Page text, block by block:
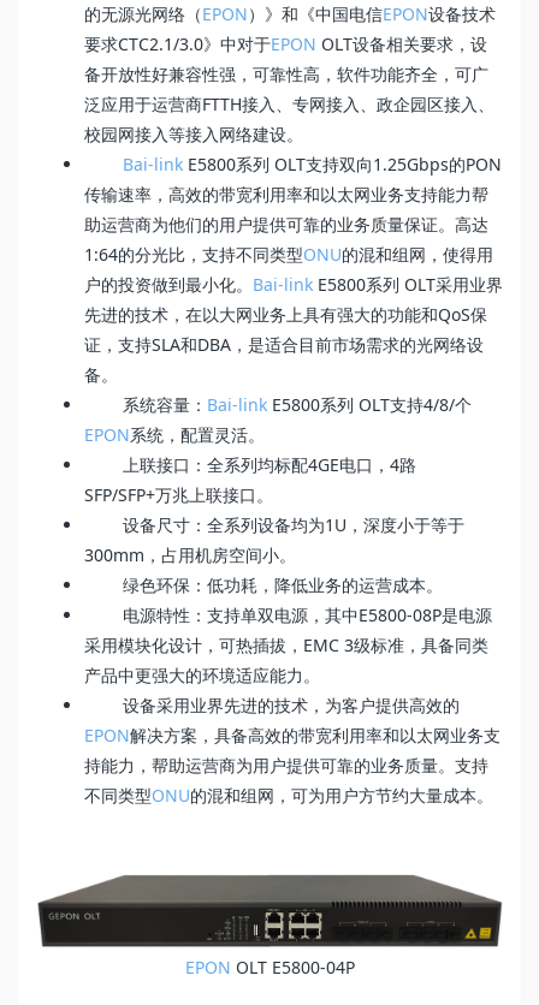
的无源光网络（EPON）》和《中国电信EPON设备技术
要求CTC2.1/3.0》中对于EPON OLT设备相关要求，设
备开放性好兼容性强，可靠性高，软件功能齐全，可广
泛应用于运营商FTTH接入、专网接入、政企园区接入、
校园网接入等接入网络建设。
Bai-link E5800系列 OLT支持双向1.25Gbps的PON
传输速率，高效的带宽利用率和以太网业务支持能力帮
助运营商为他们的用户提供可靠的业务质量保证。高达
1:64的分光比，支持不同类型ONU的混和组网，使得用
户的投资做到最小化。 Bai-link E5800系列 OLT采用业界
先进的技术，在以大网业务上具有强大的功能和QoS保
证，支持SLA和DBA，是适合目前市场需求的光网络设
备。
系统容量： Bai-link E5800系列 OLT支持4/8/个
EPON系统，配置灵活。
上联接口：全系列均标配4GE电口，4路
SFP/SFP+万兆上联接口。
设备尺寸：全系列设备均为1U，深度小于等于
300mm，占用机房空间小。
绿色环保：低功耗，降低业务的运营成本。
电源特性：支持单双电源，其中E5800-08P是电源
采用模块化设计，可热插拔，EMC 3级标准，具备同类
产品中更强大的环境适应能力。
设备采用业界先进的技术，为客户提供高效的
EPON解决方案，具备高效的带宽利用率和以太网业务支
持能力，帮助运营商为用户提供可靠的业务质量。支持
不同类型ONU的混和组网，可为用户方节约大量成本。
EPON OLT E5800-04P